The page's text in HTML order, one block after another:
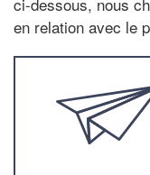
en relation avec le